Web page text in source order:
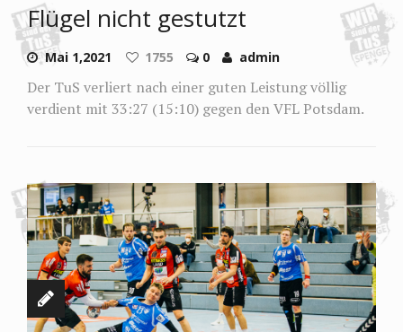
Flügel nicht gestutzt
Mai 1,2021 1755 0 admin
Der TuS verliert nach einer guten Leistung völlig
verdient mit 33:27 (15:10) gegen den VFL Potsdam.